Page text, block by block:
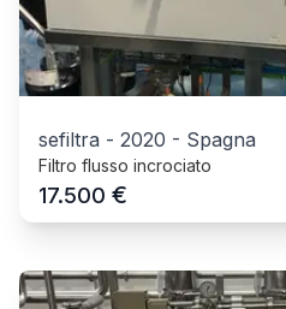
sefiltra - 2020 - Spagna
Filtro flusso incrociato
17.500 €